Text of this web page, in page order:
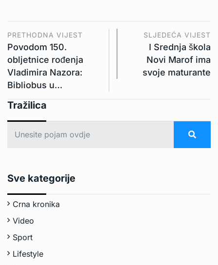
PRETHODNA VIJEST
Povodom 150.
obljetnice rođenja
Vladimira Nazora:
Bibliobus u…
SLJEDEĆA VIJEST
I Srednja škola
Novi Marof ima
svoje maturante
Tražilica
Sve kategorije
Crna kronika
Video
Sport
Lifestyle